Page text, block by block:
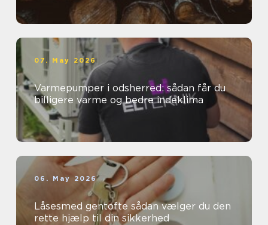
07. May 2026
Varmepumper i odsherred: sådan får du
billigere varme og bedre indeklima
06. May 2026
Låsesmed gentofte sådan vælger du den
rette hjælp til din sikkerhed